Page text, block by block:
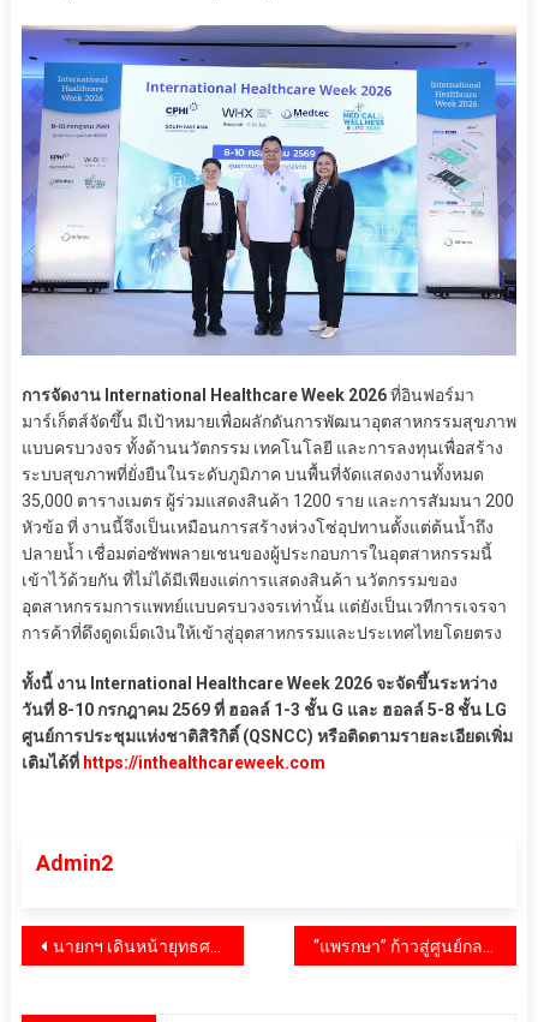
การจัดงาน International Healthcare Week 2026ที่อินฟอร์มา
มาร์เก็ตส์จัดขึ้น มีเป้าหมายเพื่อผลักดันการพัฒนาอุตสาหกรรมสุขภาพ
แบบครบวงจร ทั้งด้านนวัตกรรม เทคโนโลยี และการลงทุนเพื่อสร้าง
ระบบสุขภาพที่ยั่งยืนในระดับภูมิภาค บนพื้นที่จัดแสดงงานทั้งหมด
35,000 ตารางเมตร ผู้ร่วมแสดงสินค้า 1200 ราย และการสัมมนา 200
หัวข้อ ที่ งานนี้จึงเป็นเหมือนการสร้างห่วงโซ่อุปทานตั้งแต่ต้นน้ำถึง
ปลายน้ำ เชื่อมต่อซัพพลายเชนของผู้ประกอบการในอุตสาหกรรมนี้
เข้าไว้ด้วยกัน ที่ไม่ได้มีเพียงแต่การแสดงสินค้า นวัตกรรมของ
อุตสาหกรรมการแพทย์แบบครบวงจรเท่านั้น แต่ยังเป็นเวทีการเจรจา
การค้าที่ดึงดูดเม็ดเงินให้เข้าสู่อุตสาหกรรมและประเทศไทยโดยตรง
ทั้งนี้ งาน International Healthcare Week 2026 จะจัดขึ้นระหว่าง
วันที่ 8-10 กรกฎาคม 2569 ที่ ฮอลล์ 1-3 ชั้น G และ ฮอลล์ 5-8 ชั้น LG
ศูนย์การประชุมแห่งชาติสิริกิติ์ (QSNCC) หรือติดตามรายละเอียดเพิ่ม
เติมได้ที่ https://inthealthcareweek.com
Admin2
แนะแนว
นายกฯ เดินหน้ายุทธศาสตร์ท่องเที่ยวเชิงรุก ผนึก 5 พันธมิตรเวียดนาม ดันนักท่องเที่ยวคุณภาพ ตั้งเป้าฟื้นตลาดทะลุ 1 ล้านคน “แพรกษา” ก้าวสู่ศูนย์กลางการศึกษาและกีฬาแห่งภาคตะวันออก เตรียมจัดอย่างยิ่งใหญ่ “แพรกษาวิชาการ” ครั้งที่ 31 รองรับ 9 จังหวัดภาคตะวันออก พร้อมต่อยอดเจ้าภาพกีฬานักเรียนท้องถิ่น ปี 2570